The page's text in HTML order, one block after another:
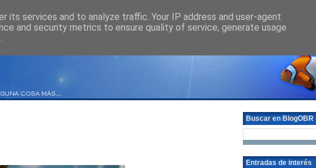
Buscar en BlogOBR
Entradas de interés
its services and to analyze traffic. Your IP address and user-agent
and security metrics to ensure quality of service, generate usage